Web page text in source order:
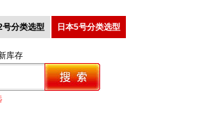
号分类选型 日本5号分类选型
库存